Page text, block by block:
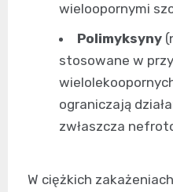
wieloopornymi
Polimyksyny
stosowane w
ograniczają
zwłaszcza
W ciężkich zakażeniach